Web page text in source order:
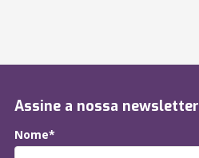
Assine a nossa newsletter
Nome*